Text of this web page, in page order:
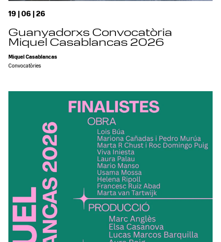
19 | 06 | 26
Guanyadorxs Convocatòria
Miquel Casablancas 2026
Miquel Casablancas
Convocatòries